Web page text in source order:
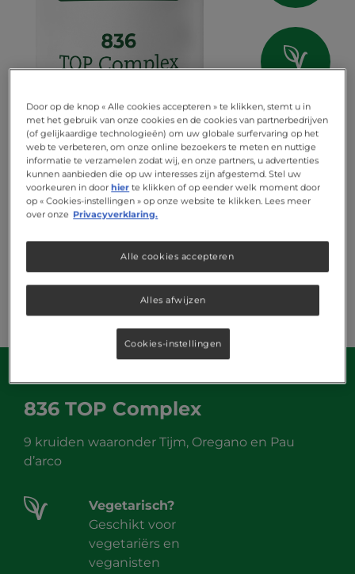
vegan
836 TOP Complex
9 kruiden waaronder Tijm, Oregano en Pau
d’arco
Vegetarisch?
Geschikt voor
vegetariërs en
veganisten
Door op de knop « Alle cookies accepteren » te klikken, stemt u in
met het gebruik van onze cookies en de cookies van partnerbedrijven
(of gelijkaardige technologieën) om uw globale surfervaring op het
web te verbeteren, om onze online bezoekers te meten en nuttige
informatie te verzamelen zodat wij, en onze partners, u advertenties
kunnen aanbieden die op uw interesses zijn afgestemd. Stel uw
voorkeuren in doorhier te klikken of op eender welk moment door
op « Cookies-instellingen » op onze website te klikken. Lees meer
over onze Privacyverklaring.
Alles afwijzen
Alle cookies accepteren
Cookies-instellingen